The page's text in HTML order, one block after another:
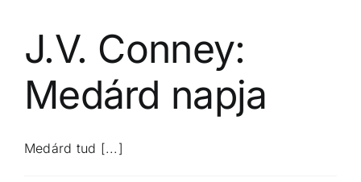
J.V. Conney:
Medárd napja
Medárd tud [...]